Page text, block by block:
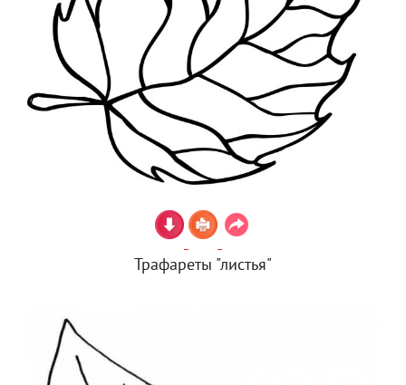
Трафареты "листья"